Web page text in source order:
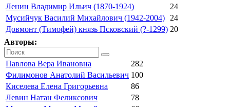
Ленин Владимир Ильич (1870-1924)
24
Мусийчук Василий Михайлович (1942-2004)
24
Довмонт (Тимофей) князь Псковский (?-1299) 20
Авторы:
Павлова Вера Ивановна
282
Филимонов Анатолий Васильевич 100
Киселева Елена Григорьевна
86
Левин Натан Феликсович
78